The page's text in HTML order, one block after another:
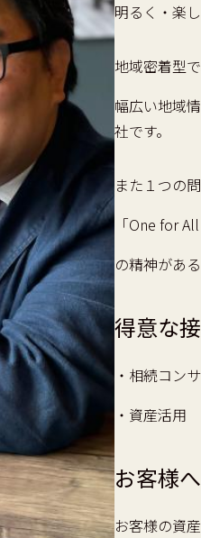
明るく・楽
地域密着型
幅広い地域
社です。
また１つの
「One for
の精神があ
得意な
・相続コン
・資産活用
お客様
お客様の資